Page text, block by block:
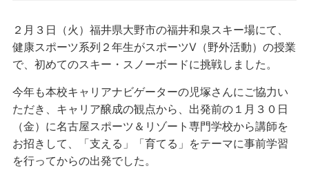
２月３日（火）福井県大野市の福井和泉スキー場にて、
健康スポーツ系列２年生がスポーツⅤ（野外活動）の授業
で、初めてのスキー・スノーボードに挑戦しました。
今年も本校キャリアナビゲーターの児塚さんにご協力い
ただき、キャリア醸成の観点から、出発前の１月３０日
（金）に名古屋スポーツ＆リゾート専門学校から講師を
お招きして、「支える」「育てる」をテーマに事前学習
を行ってからの出発でした。